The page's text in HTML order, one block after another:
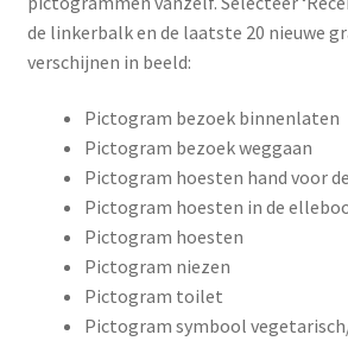
de linkerbalk en de laatste 20 nieuwe
verschijnen in beeld:
Pictogram bezoek binnenlaten
Pictogram bezoek weggaan
Pictogram hoesten hand voor
Pictogram hoesten in de
Pictogram hoesten
Pictogram niezen
Pictogram toilet
Pictogram symbool